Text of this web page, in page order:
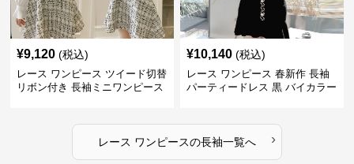
¥9,120 (税込)
レース ワンピース ツイード切替
リボン付き 長袖ミニワンピース
¥10,140 (税込)
レース ワンピース 春新作 長袖
パーティードレス 黒 バイカラー
レース ワンピースの長袖一覧へ ›